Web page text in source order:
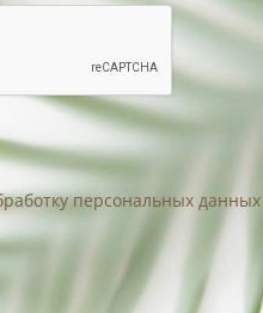
персональных данных